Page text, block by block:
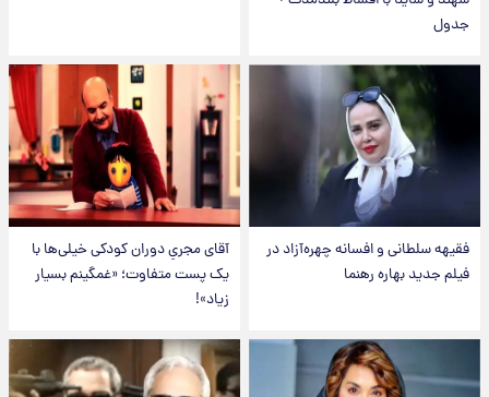
جدول
فقیهه سلطانی و افسانه چهره‌آزاد در
فیلم جدید بهاره رهنما
آقای مجریِ دوران کودکی خیلی‌ها با
یک پست متفاوت؛ «غمگینم بسیار
زیاد»!